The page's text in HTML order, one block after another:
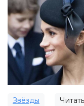
Звёзды Читать